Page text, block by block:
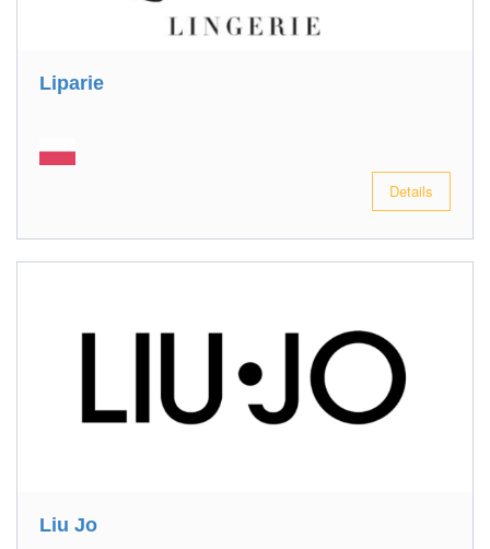
Liparie
Details
Liu Jo